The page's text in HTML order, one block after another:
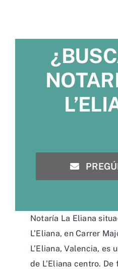
Notaría La Eliana
L’Eliana, en Carrer
L’Eliana, Valencia, es
de L’Eliana centro.